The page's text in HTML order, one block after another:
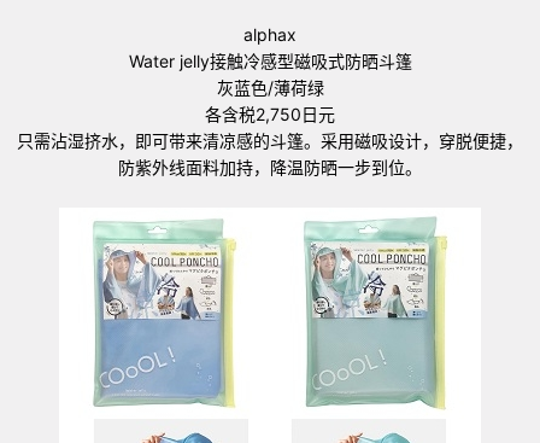
alphax
Water jelly接触冷感型磁吸式防晒斗篷
灰蓝色/薄荷绿
各含税2,750日元
只需沾湿挤水，即可带来清凉感的斗篷。采用磁吸设计，穿脱便捷，
防紫外线面料加持，降温防晒一步到位。